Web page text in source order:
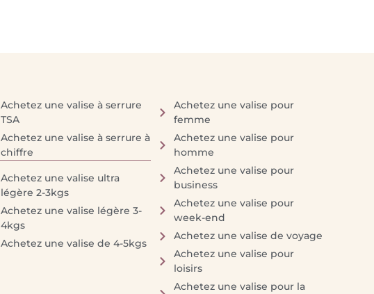
Achetez une valise à serrure
TSA
Achetez une valise à serrure à
chiffre
Achetez une valise ultra
légère 2-3kgs
Achetez une valise légère 3-
4kgs
Achetez une valise de 4-5kgs
Achetez une valise pour
femme
Achetez une valise pour
homme
Achetez une valise pour
business
Achetez une valise pour
week-end
Achetez une valise de voyage
Achetez une valise pour
loisirs
Achetez une valise pour la